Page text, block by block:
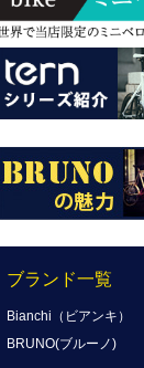
ブランド一覧
Bianchi（ビアンキ）
BRUNO(ブルーノ)